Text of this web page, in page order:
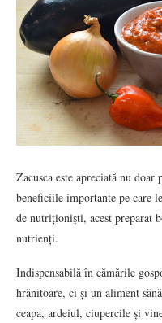
Zacusca este apreciată nu
beneficiile importante pe care
de nutriționiști, acest preparat
nutrienți.
Indispensabilă în cămările
hrănitoare, ci și un aliment
ceapa, ardeiul, ciupercile și